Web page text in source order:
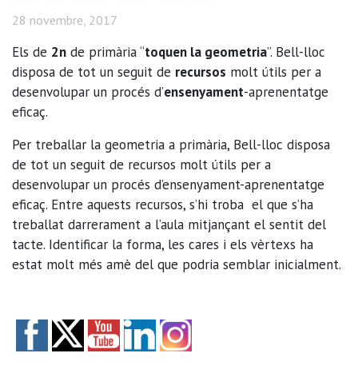
28 novembre, 2017
Els de 2n de primària “toquen la geometria”. Bell-lloc
disposa de tot un seguit de recursos molt útils per a
desenvolupar un procés d’ensenyament-aprenentatge
eficaç.
Per treballar la geometria a primària, Bell-lloc disposa
de tot un seguit de recursos molt útils per a
desenvolupar un procés d’ensenyament-aprenentatge
eficaç. Entre aquests recursos, s’hi troba el que s’ha
treballat darrerament a l’aula mitjançant el sentit del
tacte. Identificar la forma, les cares i els vèrtexs ha
estat molt més amè del que podria semblar inicialment.